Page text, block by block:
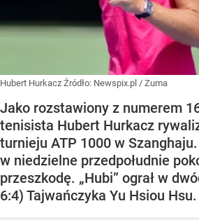
Hubert Hurkacz Źródło: Newspix.pl / Zuma
Jako rozstawiony z numerem
tenisista Hubert Hurkacz
turnieju ATP 1000 w
w niedzielne przedpołudnie
przeszkodę. „Hubi” ograł w
6:4) Tajwańczyka Yu Hsiou Hsu.